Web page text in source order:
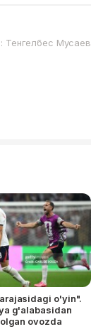
Тенгелбес Мусаев
o'yin".
g'alabasidan
ovozda